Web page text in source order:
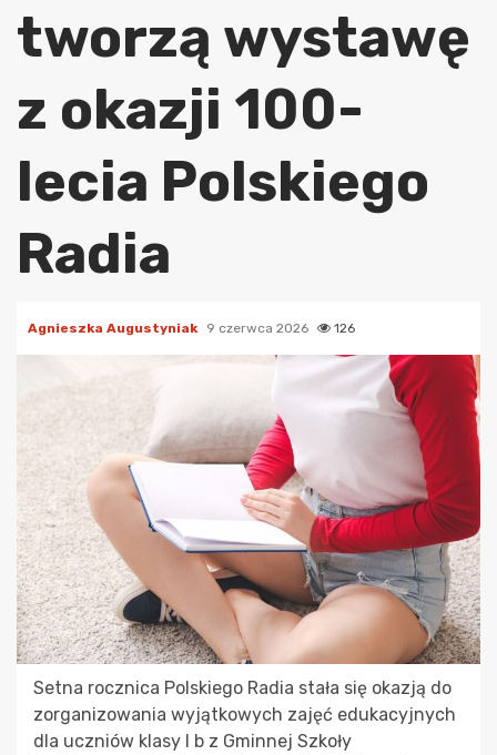
tworzą wystawę
z okazji 100-
lecia Polskiego
Radia
Agnieszka Augustyniak 9 czerwca 2026 126
Setna rocznica Polskiego Radia stała się okazją do
zorganizowania wyjątkowych zajęć edukacyjnych
dla uczniów klasy I b z Gminnej Szkoły